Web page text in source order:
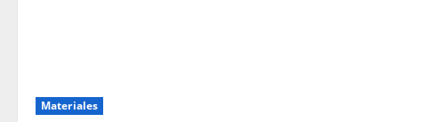
Materiales